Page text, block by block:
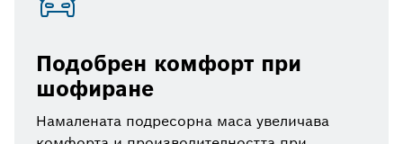
Подобрен комфорт при
шофиране
Намалената подресорна маса увеличава